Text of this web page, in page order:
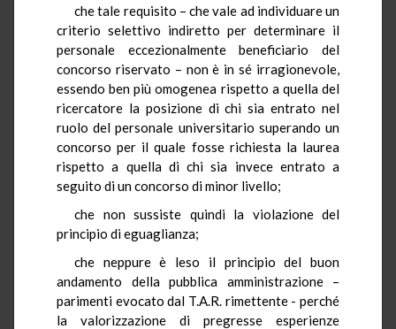
che tale requisito – che vale ad individuare un
criterio selettivo indiretto per determinare il
personale eccezionalmente beneficiario del
concorso riservato – non è in sé irragionevole,
essendo ben più omogenea rispetto a quella del
ricercatore la posizione di chi sia entrato nel
ruolo del personale universitario superando un
concorso per il quale fosse richiesta la laurea
rispetto a quella di chi sia invece entrato a
seguito di un concorso di minor livello;
che non sussiste quindi la violazione del
principio di eguaglianza;
che neppure è leso il principio del buon
andamento della pubblica amministrazione –
parimenti evocato dal T.A.R. rimettente - perché
la valorizzazione di pregresse esperienze